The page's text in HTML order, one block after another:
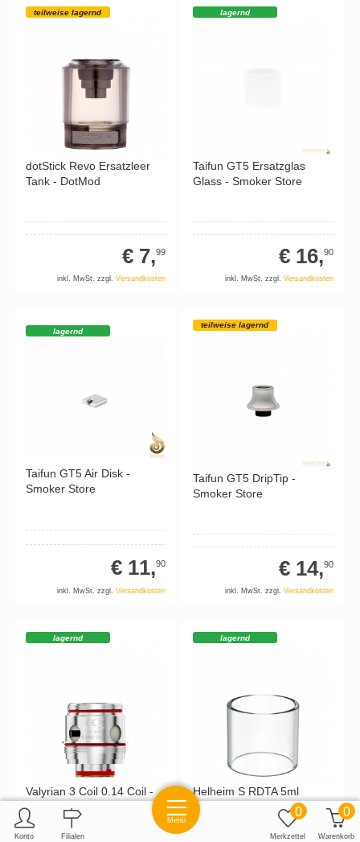
teilweise lagernd
dotStick Revo Ersatzleer
Tank - DotMod
€ 7,99
inkl. MwSt. zzgl.Versandkosten
lagernd
Taifun GT5 Ersatzglas
Glass - Smoker Store
€ 16,90
inkl. MwSt. zzgl. Versandkosten
lagernd
Taifun GT5 Air Disk -
Smoker Store
€ 11,90
inkl. MwSt. zzgl.Versandkosten
teilweise lagernd
Taifun GT5 DripTip -
Smoker Store
€ 14,90
inkl. MwSt. zzgl. Versandkosten
lagernd
Valyrian 3 Coil 0.14 Coil -
Uwell
lagernd
Helheim S RDTA 5ml
Ersatzglas - Hellvape
Warenkorb
0
Merkzettel
0
Menü
Konto
Filialen